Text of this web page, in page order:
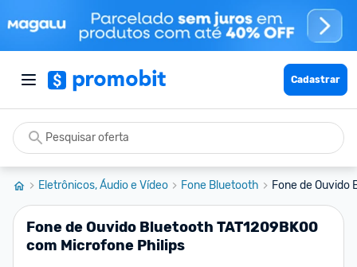
Cadastrar
Eletrônicos, Áudio e Vídeo Fone Bluetooth Fone de Ouvido
Fone de Ouvido Bluetooth TAT1209BK00
com Microfone Philips